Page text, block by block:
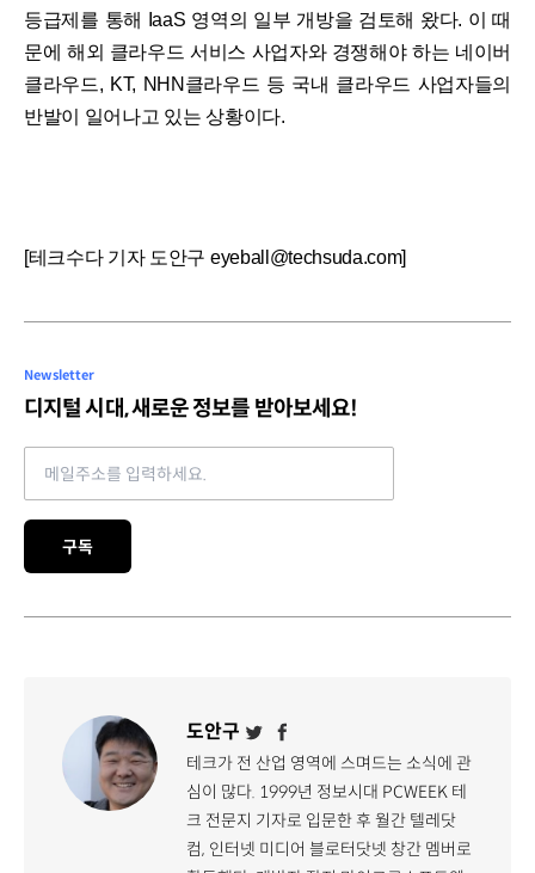
등급제를 통해 IaaS 영역의 일부 개방을 검토해 왔다. 이 때
문에 해외 클라우드 서비스 사업자와 경쟁해야 하는 네이버
클라우드, KT, NHN클라우드 등 국내 클라우드 사업자들의
반발이 일어나고 있는 상황이다.
[테크수다 기자 도안구 eyeball@techsuda.com]
Newsletter
디지털 시대, 새로운 정보를 받아보세요!
구독
도안구
테크가 전 산업 영역에 스며드는 소식에 관
심이 많다. 1999년 정보시대 PCWEEK 테
크 전문지 기자로 입문한 후 월간 텔레닷
컴, 인터넷 미디어 블로터닷넷 창간 멤버로